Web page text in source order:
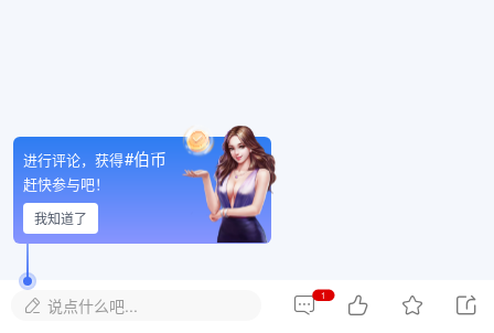
 说点什么吧...  1   
进行评论，获得#伯币
赶快参与吧！
我知道了